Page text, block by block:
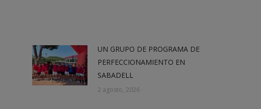
UN GRUPO DE PROGRAMA DE
PERFECCIONAMIENTO EN
SABADELL
2 agosto, 2026